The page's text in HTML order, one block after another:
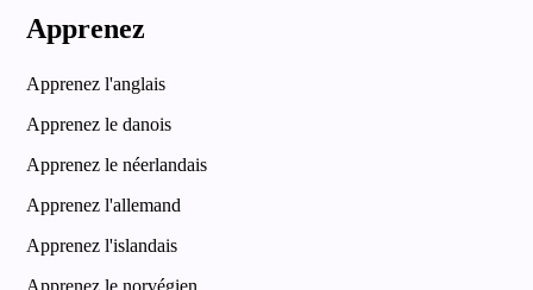
Apprenez
Apprenez l'anglais
Apprenez le danois
Apprenez le néerlandais
Apprenez l'allemand
Apprenez l'islandais
Apprenez le norvégien